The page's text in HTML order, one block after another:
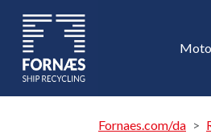
Fornaes.com/da